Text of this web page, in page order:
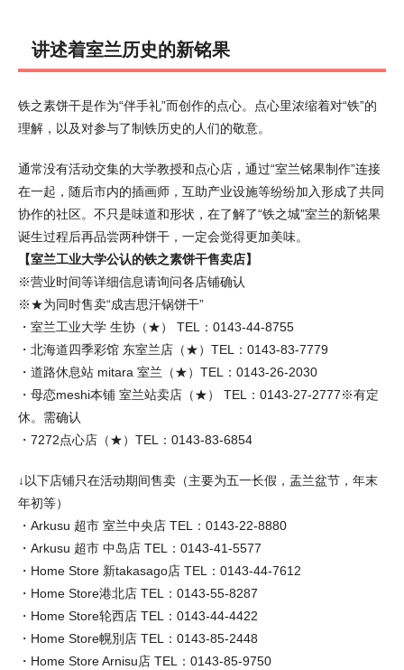
讲述着室兰历史的新铭果
铁之素饼干是作为“伴手礼”而创作的点心。点心里浓缩着对“铁”的
理解，以及对参与了制铁历史的人们的敬意。
通常没有活动交集的大学教授和点心店，通过“室兰铭果制作”连接
在一起，随后市内的插画师，互助产业设施等纷纷加入形成了共同
协作的社区。不只是味道和形状，在了解了“铁之城”室兰的新铭果
诞生过程后再品尝两种饼干，一定会觉得更加美味。
【室兰工业大学公认的铁之素饼干售卖店】
※营业时间等详细信息请询问各店铺确认
※★为同时售卖“成吉思汗锅饼干”
・室兰工业大学 生协（★） TEL：0143-44-8755
・北海道四季彩馆 东室兰店（★）TEL：0143-83-7779
・道路休息站 mitara 室兰（★）TEL：0143-26-2030
・母恋meshi本铺 室兰站卖店（★） TEL：0143-27-2777※有定
休。需确认
・7272点心店（★）TEL：0143-83-6854
↓以下店铺只在活动期间售卖（主要为五一长假，盂兰盆节，年末
年初等）
・Arkusu 超市 室兰中央店 TEL：0143-22-8880
・Arkusu 超市 中岛店 TEL：0143-41-5577
・Home Store 新takasago店 TEL：0143-44-7612
・Home Store港北店 TEL：0143-55-8287
・Home Store轮西店 TEL：0143-44-4422
・Home Store幌別店 TEL：0143-85-2448
・Home Store Arnisu店 TEL：0143-85-9750